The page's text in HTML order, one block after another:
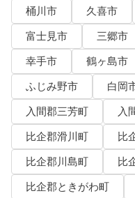
桶川市
久喜市
富士見市
三郷市
幸手市
鶴ヶ島市
ふじみ野市
白岡
入間郡三芳町
入
比企郡滑川町
比
比企郡川島町
比
比企郡ときがわ町